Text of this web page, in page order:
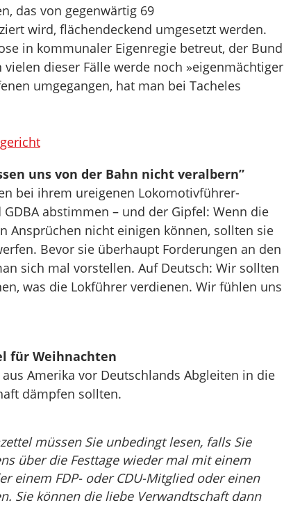
das von gegenwärtig 69
wird, flächendeckend umgesetzt werden.
in kommunaler Eigenregie betreut, der Bund
dieser Fälle werde noch »eigenmächtiger
umgegangen, hat man bei Tacheles
uns von der Bahn nicht veralbern”
bei ihrem ureigenen Lokomotivführer-
abstimmen – und der Gipfel: Wenn die
Ansprüchen nicht einigen können, sollten sie
Bevor sie überhaupt Forderungen an den
sich mal vorstellen. Auf Deutsch: Wir sollten
was die Lokführer verdienen. Wir fühlen uns
für Weihnachten
Amerika vor Deutschlands Abgleiten in die
dämpfen sollten.
müssen Sie unbedingt lesen, falls Sie
über die Festtage wieder mal mit einem
einem FDP- oder CDU-Mitglied oder einen
Sie können die liebe Verwandtschaft dann